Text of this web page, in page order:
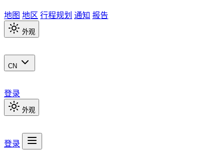
地图 地区 行程规划 通知 报告
外观
CN
登录
外观
登录